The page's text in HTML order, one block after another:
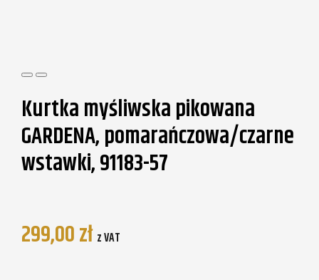
Kurtka myśliwska pikowana
GARDENA, pomarańczowa/czarne
wstawki, 91183-57
299,00zł z VAT